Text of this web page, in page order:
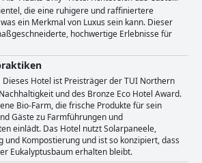
und die privaten Swimmingpools.
Hotel-Adults Only ein schönes,
mit einer einladenden Atmosphäre und
die eine ruhigere und raffiniertere
ein Merkmal von Luxus sein kann. Dieser
hochwertige Erlebnisse für
Dieses Hotel ist Preisträger der TUI Northern
und des Bronze Eco Hotel Award.
Bio-Farm, die frische Produkte für sein
Gäste zu Farmführungen und
einlädt. Das Hotel nutzt Solarpaneele,
und Kompostierung und ist so konzipiert, dass
Eukalyptusbaum erhalten bleibt.